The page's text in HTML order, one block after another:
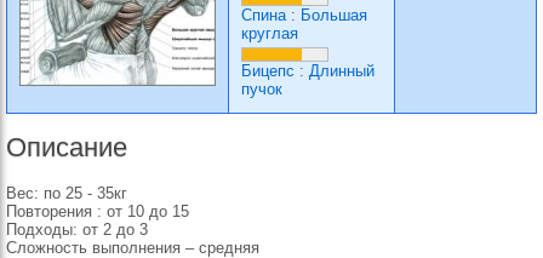
Спина: Большая
круглая
Бицепс : Длинный
пучок
Описание
Вес: по 25 - 35кг
Повторения : от 10 до 15
Подходы: от 2 до 3
Сложность выполнения – средняя